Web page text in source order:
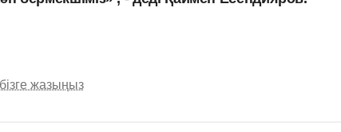
бізге жазыңыз